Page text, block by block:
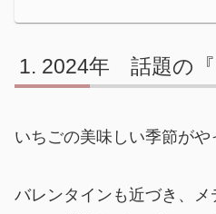
2024年 話題の『
いちごの美味しい季節がや
バレンタインも近づき、